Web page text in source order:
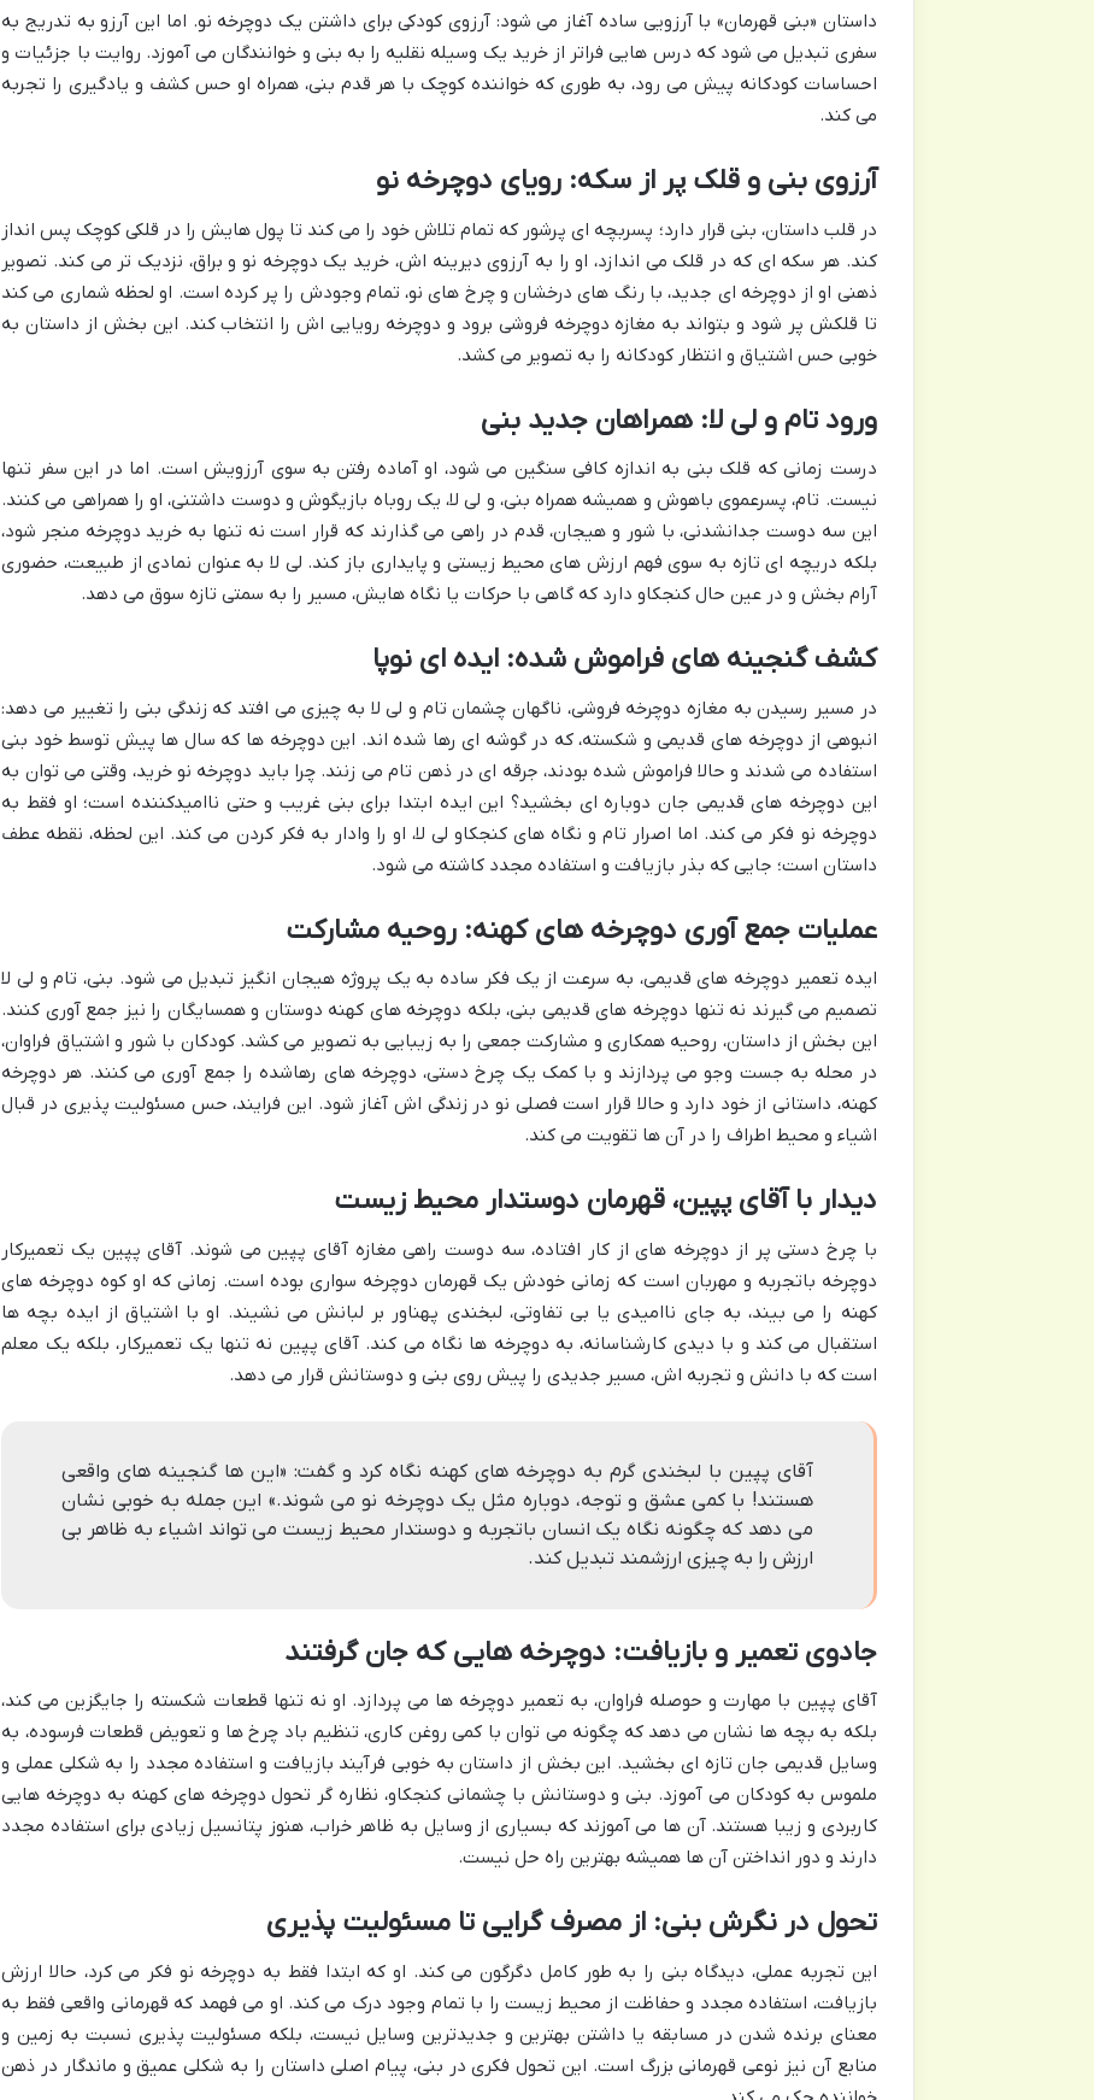
داستان «بنی قهرمان» با آرزویی ساده آغاز می شود: آرزوی کودکی برای داشتن یک دوچرخه نو. اما این آرزو به تدریج به
سفری تبدیل می شود که درس هایی فراتر از خرید یک وسیله نقلیه را به بنی و خوانندگان می آموزد. روایت با جزئیات و
احساسات کودکانه پیش می رود، به طوری که خواننده کوچک با هر قدم بنی، همراه او حس کشف و یادگیری را تجربه
می کند.
آرزوی بنی و قلک پر از سکه: رویای دوچرخه نو
در قلب داستان، بنی قرار دارد؛ پسربچه ای پرشور که تمام تلاش خود را می کند تا پول هایش را در قلکی کوچک پس انداز
کند. هر سکه ای که در قلک می اندازد، او را به آرزوی دیرینه اش، خرید یک دوچرخه نو و براق، نزدیک تر می کند. تصویر
ذهنی او از دوچرخه ای جدید، با رنگ های درخشان و چرخ های نو، تمام وجودش را پر کرده است. او لحظه شماری می کند
تا قلکش پر شود و بتواند به مغازه دوچرخه فروشی برود و دوچرخه رویایی اش را انتخاب کند. این بخش از داستان به
خوبی حس اشتیاق و انتظار کودکانه را به تصویر می کشد.
ورود تام و لی لا: همراهان جدید بنی
درست زمانی که قلک بنی به اندازه کافی سنگین می شود، او آماده رفتن به سوی آرزویش است. اما در این سفر تنها
نیست. تام، پسرعموی باهوش و همیشه همراه بنی، و لی لا، یک روباه بازیگوش و دوست داشتنی، او را همراهی می کنند.
این سه دوست جدانشدنی، با شور و هیجان، قدم در راهی می گذارند که قرار است نه تنها به خرید دوچرخه منجر شود،
بلکه دریچه ای تازه به سوی فهم ارزش های محیط زیستی و پایداری باز کند. لی لا به عنوان نمادی از طبیعت، حضوری
آرام بخش و در عین حال کنجکاو دارد که گاهی با حرکات یا نگاه هایش، مسیر را به سمتی تازه سوق می دهد.
کشف گنجینه های فراموش شده: ایده ای نوپا
در مسیر رسیدن به مغازه دوچرخه فروشی، ناگهان چشمان تام و لی لا به چیزی می افتد که زندگی بنی را تغییر می دهد:
انبوهی از دوچرخه های قدیمی و شکسته، که در گوشه ای رها شده اند. این دوچرخه ها که سال ها پیش توسط خود بنی
استفاده می شدند و حالا فراموش شده بودند، جرقه ای در ذهن تام می زنند. چرا باید دوچرخه نو خرید، وقتی می توان به
این دوچرخه های قدیمی جان دوباره ای بخشید؟ این ایده ابتدا برای بنی غریب و حتی ناامیدکننده است؛ او فقط به
دوچرخه نو فکر می کند. اما اصرار تام و نگاه های کنجکاو لی لا، او را وادار به فکر کردن می کند. این لحظه، نقطه عطف
داستان است؛ جایی که بذر بازیافت و استفاده مجدد کاشته می شود.
عملیات جمع آوری دوچرخه های کهنه: روحیه مشارکت
ایده تعمیر دوچرخه های قدیمی، به سرعت از یک فکر ساده به یک پروژه هیجان انگیز تبدیل می شود. بنی، تام و لی لا
تصمیم می گیرند نه تنها دوچرخه های قدیمی بنی، بلکه دوچرخه های کهنه دوستان و همسایگان را نیز جمع آوری کنند.
این بخش از داستان، روحیه همکاری و مشارکت جمعی را به زیبایی به تصویر می کشد. کودکان با شور و اشتیاق فراوان،
در محله به جست وجو می پردازند و با کمک یک چرخ دستی، دوچرخه های رهاشده را جمع آوری می کنند. هر دوچرخه
کهنه، داستانی از خود دارد و حالا قرار است فصلی نو در زندگی اش آغاز شود. این فرایند، حس مسئولیت پذیری در قبال
اشیاء و محیط اطراف را در آن ها تقویت می کند.
دیدار با آقای پپین، قهرمان دوستدار محیط زیست
با چرخ دستی پر از دوچرخه های از کار افتاده، سه دوست راهی مغازه آقای پپین می شوند. آقای پپین یک تعمیرکار
دوچرخه باتجربه و مهربان است که زمانی خودش یک قهرمان دوچرخه سواری بوده است. زمانی که او کوه دوچرخه های
کهنه را می بیند، به جای ناامیدی یا بی تفاوتی، لبخندی پهناور بر لبانش می نشیند. او با اشتیاق از ایده بچه ها
استقبال می کند و با دیدی کارشناسانه، به دوچرخه ها نگاه می کند. آقای پپین نه تنها یک تعمیرکار، بلکه یک معلم
است که با دانش و تجربه اش، مسیر جدیدی را پیش روی بنی و دوستانش قرار می دهد.
آقای پپین با لبخندی گرم به دوچرخه های کهنه نگاه کرد و گفت: «این ها گنجینه های واقعی
هستند! با کمی عشق و توجه، دوباره مثل یک دوچرخه نو می شوند.» این جمله به خوبی نشان
می دهد که چگونه نگاه یک انسان باتجربه و دوستدار محیط زیست می تواند اشیاء به ظاهر بی
ارزش را به چیزی ارزشمند تبدیل کند.
جادوی تعمیر و بازیافت: دوچرخه هایی که جان گرفتند
آقای پپین با مهارت و حوصله فراوان، به تعمیر دوچرخه ها می پردازد. او نه تنها قطعات شکسته را جایگزین می کند،
بلکه به بچه ها نشان می دهد که چگونه می توان با کمی روغن کاری، تنظیم باد چرخ ها و تعویض قطعات فرسوده، به
وسایل قدیمی جان تازه ای بخشید. این بخش از داستان به خوبی فرآیند بازیافت و استفاده مجدد را به شکلی عملی و
ملموس به کودکان می آموزد. بنی و دوستانش با چشمانی کنجکاو، نظاره گر تحول دوچرخه های کهنه به دوچرخه هایی
کاربردی و زیبا هستند. آن ها می آموزند که بسیاری از وسایل به ظاهر خراب، هنوز پتانسیل زیادی برای استفاده مجدد
دارند و دور انداختن آن ها همیشه بهترین راه حل نیست.
تحول در نگرش بنی: از مصرف گرایی تا مسئولیت پذیری
این تجربه عملی، دیدگاه بنی را به طور کامل دگرگون می کند. او که ابتدا فقط به دوچرخه نو فکر می کرد، حالا ارزش
بازیافت، استفاده مجدد و حفاظت از محیط زیست را با تمام وجود درک می کند. او می فهمد که قهرمانی واقعی فقط به
معنای برنده شدن در مسابقه یا داشتن بهترین و جدیدترین وسایل نیست، بلکه مسئولیت پذیری نسبت به زمین و
منابع آن نیز نوعی قهرمانی بزرگ است. این تحول فکری در بنی، پیام اصلی داستان را به شکلی عمیق و ماندگار در ذهن